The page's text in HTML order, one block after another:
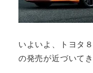
いよいよ、トヨタ
の発売が近づいてき